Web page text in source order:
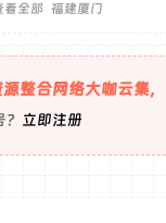
看全部 福建厦门
整合网络大咖云集，
立即注册